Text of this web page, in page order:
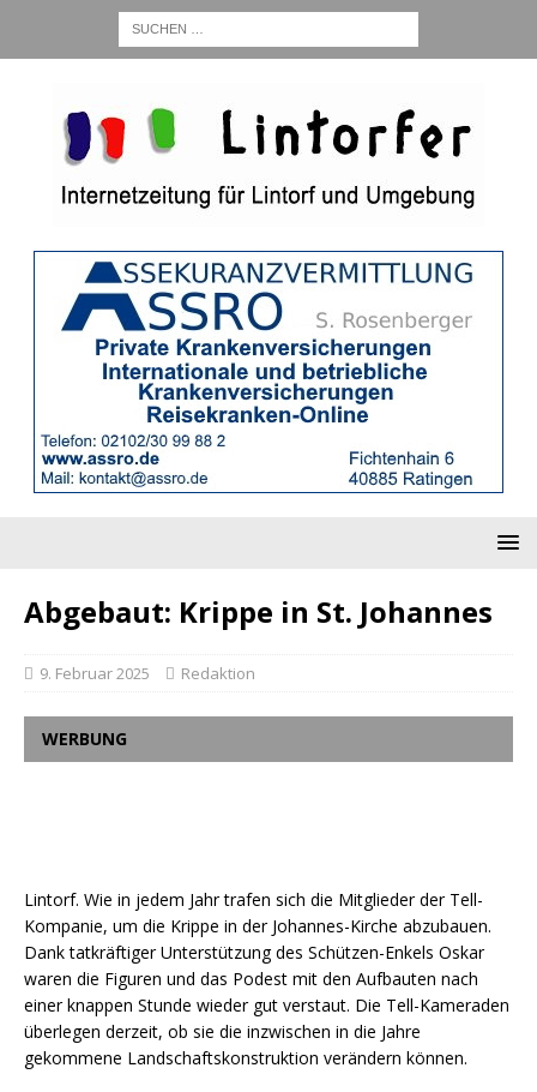
Abgebaut: Krippe in St. Johannes
9. Februar 2025 Redaktion
WERBUNG
Lintorf. Wie in jedem Jahr trafen sich die Mitglieder der Tell-
Kompanie, um die Krippe in der Johannes-Kirche abzubauen.
Dank tatkräftiger Unterstützung des Schützen-Enkels Oskar
waren die Figuren und das Podest mit den Aufbauten nach
einer knappen Stunde wieder gut verstaut. Die Tell-Kameraden
überlegen derzeit, ob sie die inzwischen in die Jahre
gekommene Landschaftskonstruktion verändern können.